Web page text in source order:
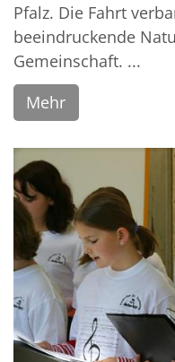
Pfalz. Die Fahrt
beeindruckende
Gemeinschaft. ...
Mehr